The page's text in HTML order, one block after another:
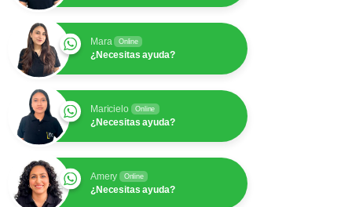
Mara Online
¿Necesitas ayuda?
Maricielo Online
¿Necesitas ayuda?
Amery Online
¿Necesitas ayuda?